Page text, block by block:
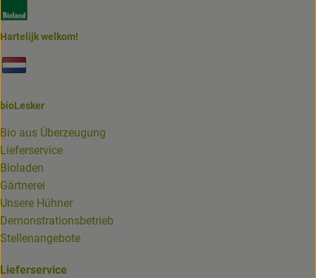
Hartelijk welkom!
bioLesker
Bio aus Überzeugung
Lieferservice
Bioladen
Gärtnerei
Unsere Hühner
Demonstrationsbetrieb
Stellenangebote
Lieferservice